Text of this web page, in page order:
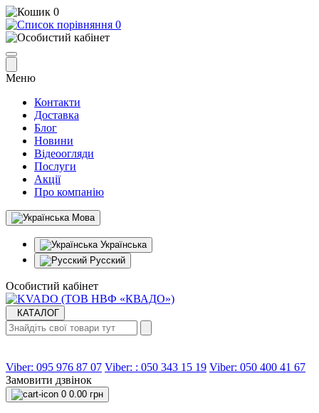
0
0
Меню
Контакти
Доставка
Блог
Новини
Відеоогляди
Послуги
Акції
Про компанію
Мова
Українська
Русский
Особистий кабінет
КАТАЛОГ
Viber: 095 976 87 07 Viber: : 050 343 15 19‬ Viber: 050 400 41 67
Замовити дзвінок
0 0.00 грн